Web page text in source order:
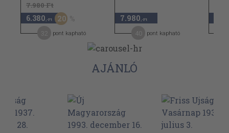
7.980 Ft
6.380 ,-Ft 20
pont kapható
7.980 ,-Ft
pont kapható
AJÁNLÓ